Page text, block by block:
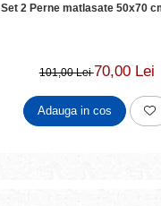
Set 2 Perne matlasate 50x70
101,00 Lei70,00 Lei
Adauga in cos